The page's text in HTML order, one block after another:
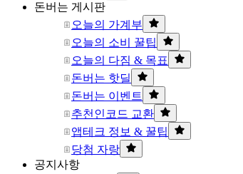
돈버는 게시판
오늘의 가계부
오늘의 소비 꿀팁
오늘의 다짐 & 목표
돈버는 핫딜
돈버는 이벤트
추천인코드 교환
앱테크 정보 & 꿀팁
당첨 자랑
공지사항